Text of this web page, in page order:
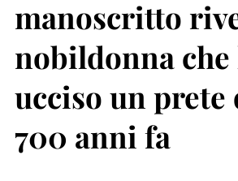
manoscritto
nobildonna che
ucciso un prete
700 anni fa